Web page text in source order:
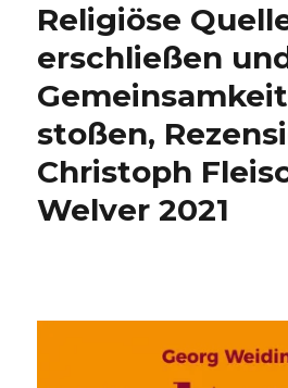
Religiöse
erschließen
stoßen,
Christoph
Welver 2021